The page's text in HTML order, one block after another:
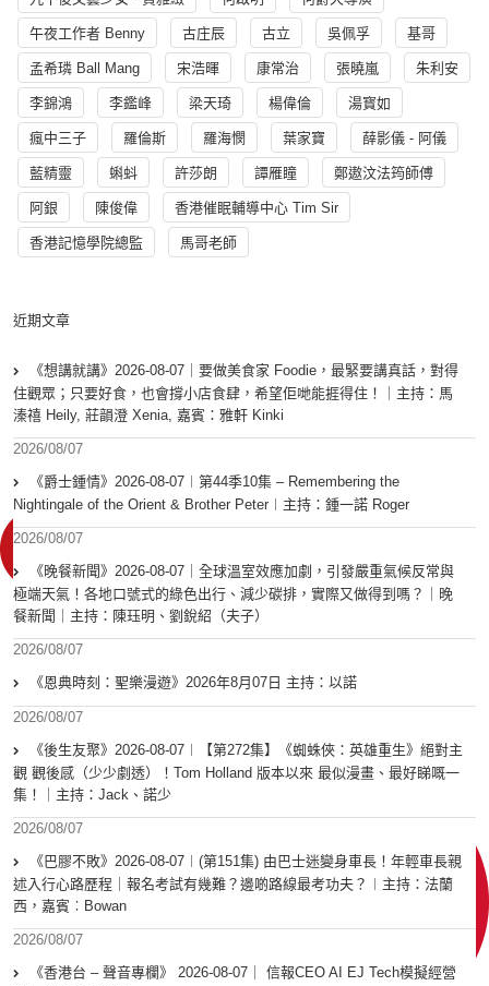
午夜工作者 Benny 古庄辰 古立 吳佩孚 基哥
孟希璘 Ball Mang 宋浩暉 康常治 張曉嵐 朱利安
李錦鴻 李鑑峰 梁天琦 楊偉倫 湯寳如
瘋中三子 羅倫斯 羅海憫 葉家寶 薛影儀 - 阿儀
藍精靈 蝌蚪 許莎朗 譚雁瞳 鄭遨汶法筠師傅
阿銀 陳俊偉 香港催眠輔導中心 Tim Sir
香港記憶學院總監 馬哥老師
近期文章
《想講就講》2026-08-07｜要做美食家 Foodie，最緊要講真話，對得
住觀眾；只要好食，也會撐小店食肆，希望佢哋能捱得住！｜主持：馬
溱禧 Heily, 莊韻澄 Xenia, 嘉賓：雅軒 Kinki
2026/08/07
《爵士鍾情》2026-08-07︱第44季10集 – Remembering the
Nightingale of the Orient & Brother Peter︱主持：鍾一諾 Roger
2026/08/07
《晚餐新聞》2026-08-07｜全球溫室效應加劇，引發嚴重氣候反常與
極端天氣！各地口號式的綠色出行、減少碳排，實際又做得到嗎？｜晚
餐新聞｜主持：陳珏明、劉銳紹（夫子）
2026/08/07
《恩典時刻：聖樂漫遊》2026年8月07日 主持：以諾
2026/08/07
《後生友聚》2026-08-07︱【第272集】《蜘蛛俠：英雄重生》絕對主
觀 觀後感（少少劇透）！Tom Holland 版本以來 最似漫畫、最好睇嘅一
集！｜主持：Jack、諾少
2026/08/07
《巴膠不敗》2026-08-07︱(第151集) 由巴士迷變身車長！年輕車長親
述入行心路歷程｜報名考試有幾難？邊啲路線最考功夫？︱主持：法蘭
西，嘉賓︰Bowan
2026/08/07
《香港台 – 聲音專欄》 2026-08-07｜ 信報CEO AI EJ Tech模擬經營